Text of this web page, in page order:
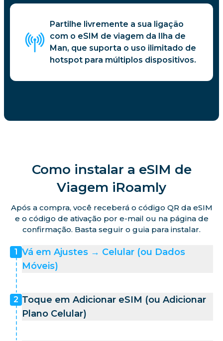
Partilhe livremente a sua ligação
com o eSIM de viagem da Ilha de
Man, que suporta o uso ilimitado de
hotspot para múltiplos dispositivos.
Como instalar a eSIM de
Viagem iRoamly
Após a compra, você receberá o código QR da eSIM
e o código de ativação por e-mail ou na página de
confirmação. Basta seguir o guia para instalar.
1 Vá em Ajustes → Celular (ou Dados
Móveis)
2 Toque em Adicionar eSIM (ou Adicionar
Plano Celular)